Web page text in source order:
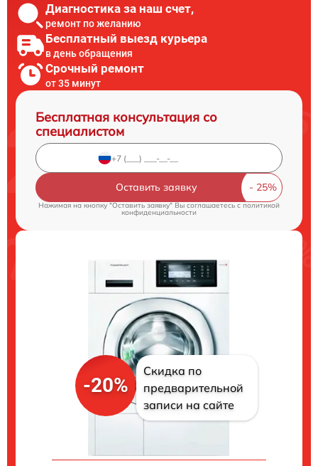
Диагностика за наш счет,
ремонт по желанию
Бесплатный выезд курьера
в день обращения
Срочный ремонт
от 35 минут
Бесплатная консультация со
специалистом
Оставить заявку
Нажимая на кнопку "Оставить заявку" Вы соглашаетесь c политикой
конфиденциальности
-20%
Скидка по
предварительной
записи на сайте